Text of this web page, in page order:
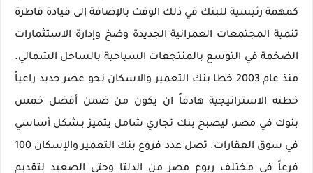
كمهمة رئيسية للبنك في ذلك الوقت بالإضافة إلى قيادة قاطرة
تنمية المجتمعات العمرانية الجديدة وضخ وإدارة الاستثمارات
الضخمة في التوسع بالمنتجعات السياحية بالساحل الشمالي.
منذ عام 2003 خطا بنك التعمير والاسكان نحو عصر جديد راعياً
خطته الاستراتيجية هادفاً ان يكون من ضمن أفضل خمس
بنوك في مصر، ليصبح بنك تجاري شامل يتميز بـشكل أساسي
في سوق العقارات. تصل عدد فروع بنك التعمير والإسكان 100
فرعاً في مختلف ربوع مصر من الدلتا وحتى الصعيد لتقديم